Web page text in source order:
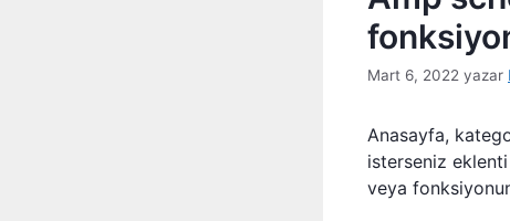
Mart 6, 2022 yazar
Anasayfa,
isterseniz
veya